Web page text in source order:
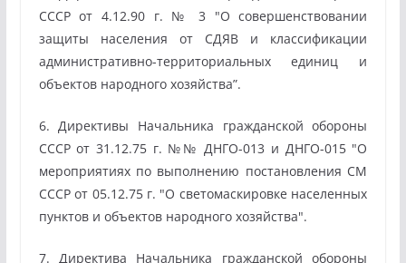
СССР от 4.12.90 г. № 3 "О совершенствовании
защиты населения от СДЯВ и классификации
административно-территориальных единиц и
объектов народного хозяйства”.
6. Директивы Начальника гражданской обороны
СССР от 31.12.75 г. №№ ДНГО-013 и ДНГО-015 "О
мероприятиях по выполнению постановления СМ
СССР от 05.12.75 г. "О светомаскировке населенных
пунктов и объектов народного хозяйства".
7. Директива Начальника гражданской обороны